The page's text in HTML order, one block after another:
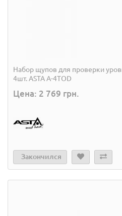
Набор щупов для проверки
4шт. ASTA A-4TOD
Цена: 2 769 грн.
Закончился